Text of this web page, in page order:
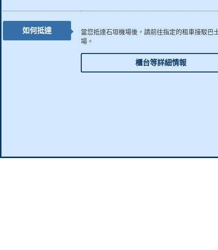
如何抵達
當您抵達石垣機場後，請前往指定的租車接駁巴
場。
櫃台等詳細情報